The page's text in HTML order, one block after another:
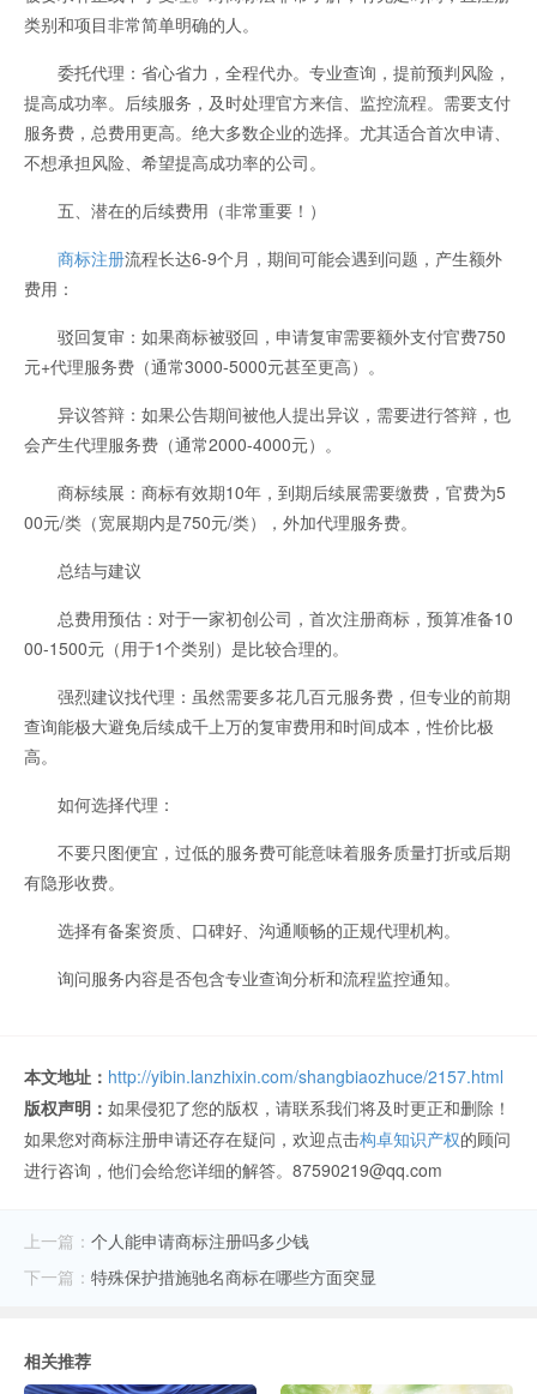
类别和项目非常简单明确的人。
委托代理：省心省力，全程代办。专业查询，提前预判风险，
提高成功率。后续服务，及时处理官方来信、监控流程。需要支付
服务费，总费用更高。绝大多数企业的选择。尤其适合首次申请、
不想承担风险、希望提高成功率的公司。
五、潜在的后续费用（非常重要！）
商标注册流程长达6-9个月，期间可能会遇到问题，产生额外
费用：
驳回复审：如果商标被驳回，申请复审需要额外支付官费750
元+代理服务费（通常3000-5000元甚至更高）。
异议答辩：如果公告期间被他人提出异议，需要进行答辩，也
会产生代理服务费（通常2000-4000元）。
商标续展：商标有效期10年，到期后续展需要缴费，官费为5
00元/类（宽展期内是750元/类），外加代理服务费。
总结与建议
总费用预估：对于一家初创公司，首次注册商标，预算准备10
00-1500元（用于1个类别）是比较合理的。
强烈建议找代理：虽然需要多花几百元服务费，但专业的前期
查询能极大避免后续成千上万的复审费用和时间成本，性价比极
高。
如何选择代理：
不要只图便宜，过低的服务费可能意味着服务质量打折或后期
有隐形收费。
选择有备案资质、口碑好、沟通顺畅的正规代理机构。
询问服务内容是否包含专业查询分析和流程监控通知。
本文地址： http://yibin.lanzhixin.com/shangbiaozhuce/2157.html
版权声明： 如果侵犯了您的版权，请联系我们将及时更正和删除！
如果您对商标注册申请还存在疑问，欢迎点击构卓知识产权的顾问
进行咨询，他们会给您详细的解答。87590219@qq.com
上一篇： 个人能申请商标注册吗多少钱
下一篇： 特殊保护措施驰名商标在哪些方面突显
相关推荐